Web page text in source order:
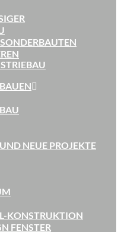
NEUE PROJEKTE
KONSTRUKTION
FENSTER